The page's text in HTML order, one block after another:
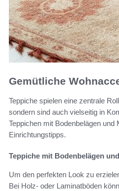
Gemütliche
Teppiche spielen eine zentrale
sondern sind auch vielseitig in
Teppichen mit Bodenbelägen
Einrichtungstipps.
Teppiche mit Bodenbelägen
Um den perfekten Look zu
Bei Holz- oder Laminatböden